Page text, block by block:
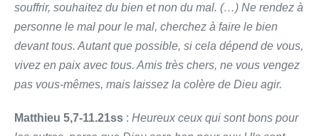
souffrir, souhaitez du bien et non du mal. (…) Ne rendez à
personne le mal pour le mal, cherchez à faire le bien
devant tous. Autant que possible, si cela dépend de vous,
vivez en paix avec tous. Amis très chers, ne vous vengez
pas vous-mêmes, mais laissez la colère de Dieu agir.
Matthieu 5,7-11.21ss : Heureux ceux qui sont bons pour